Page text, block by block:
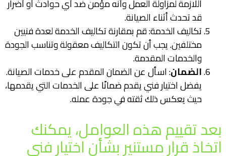
اللازمة لمزاولة العمل وأنه مؤمن ضد أي حوادث أو أضرار
قد تحدث أثناء الصيانة.
تكاليف الخدمة: قم بمقارنة تكاليف الخدمة لعدة فنيين
مختلفين. يجب أن تكون التكاليف معقولة وتناسب الجودة
والخدمات المقدمة.
الضمان: اسأل عن الضمان المقدم على خدمات الصيانة.
يفضل اختيار فني يقدم ضمانًا على الخدمات التي يقدمها،
حيث يعكس ذلك ثقته في جودة عمله.
بعد تقييم هذه العوامل، يمكنك
اتخاذ قرار مستنير بشأن اختيار فني